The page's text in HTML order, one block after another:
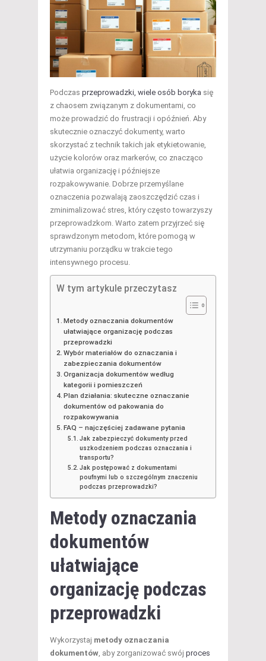
Podczas przeprowadzki, wiele osób boryka się
z chaosem związanym z dokumentami, co
może prowadzić do frustracji i opóźnień. Aby
skutecznie oznaczyć dokumenty, warto
skorzystać z technik takich jak etykietowanie,
użycie kolorów oraz markerów, co znacząco
ułatwia organizację i późniejsze
rozpakowywanie. Dobrze przemyślane
oznaczenia pozwalają zaoszczędzić czas i
zminimalizować stres, który często towarzyszy
przeprowadzkom. Warto zatem przyjrzeć się
sprawdzonym metodom, które pomogą w
utrzymaniu porządku w trakcie tego
intensywnego procesu.
W tym artykule przeczytasz
Metody oznaczania dokumentów
ułatwiające organizację podczas
przeprowadzki
Wybór materiałów do oznaczania i
zabezpieczania dokumentów
Organizacja dokumentów według
kategorii i pomieszczeń
Plan działania: skuteczne oznaczanie
dokumentów od pakowania do
rozpakowywania
FAQ – najczęściej zadawane pytania
Jak zabezpieczyć dokumenty przed
uszkodzeniem podczas oznaczania i
transportu?
Jak postępować z dokumentami
poufnymi lub o szczególnym znaczeniu
podczas przeprowadzki?
Metody oznaczania
dokumentów
ułatwiające
organizację podczas
przeprowadzki
Wykorzystaj metody oznaczania
dokumentów, aby zorganizować swój proces